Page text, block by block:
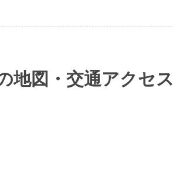
地図・交通アクセス